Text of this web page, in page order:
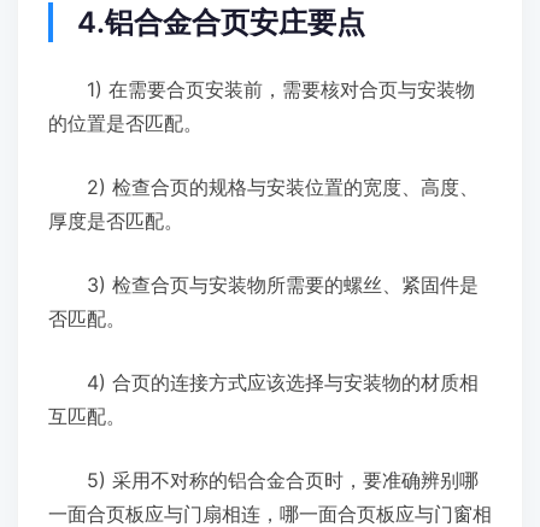
4.铝合金合页安庄要点
1) 在需要合页安装前，需要核对合页与安装物
的位置是否匹配。
2) 检查合页的规格与安装位置的宽度、高度、
厚度是否匹配。
3) 检查合页与安装物所需要的螺丝、紧固件是
否匹配。
4) 合页的连接方式应该选择与安装物的材质相
互匹配。
5) 采用不对称的铝合金合页时，要准确辨别哪
一面合页板应与门扇相连，哪一面合页板应与门窗相